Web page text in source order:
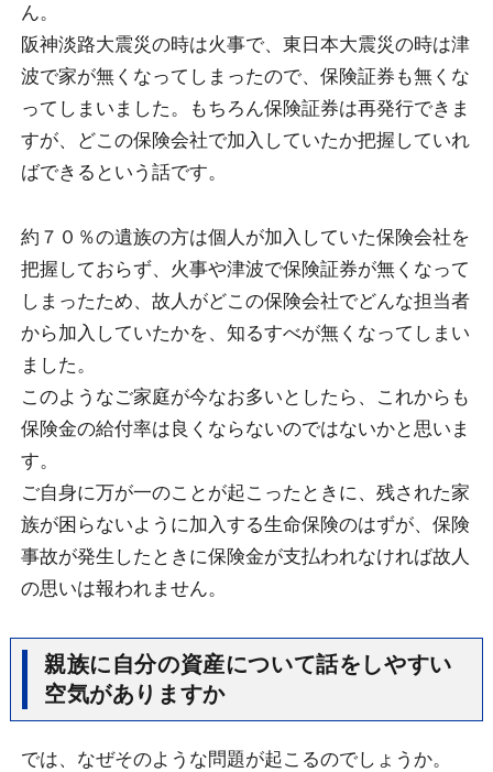
ん。
阪神淡路大震災の時は火事で、東日本大震災の時は津
波で家が無くなってしまったので、保険証券も無くな
ってしまいました。もちろん保険証券は再発行できま
すが、どこの保険会社で加入していたか把握していれ
ばできるという話です。
約７０％の遺族の方は個人が加入していた保険会社を
把握しておらず、火事や津波で保険証券が無くなって
しまったため、故人がどこの保険会社でどんな担当者
から加入していたかを、知るすべが無くなってしまい
ました。
このようなご家庭が今なお多いとしたら、これからも
保険金の給付率は良くならないのではないかと思いま
す。
ご自身に万が一のことが起こったときに、残された家
族が困らないように加入する生命保険のはずが、保険
事故が発生したときに保険金が支払われなければ故人
の思いは報われません。
親族に自分の資産について話をしやすい
空気がありますか
では、なぜそのような問題が起こるのでしょうか。